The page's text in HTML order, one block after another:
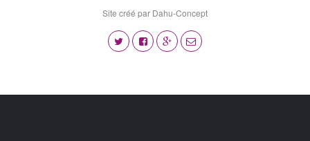
Site créé par Dahu-Concept